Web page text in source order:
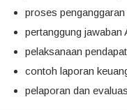
proses
pertanggung jawaban
pelaksanaan
contoh laporan
pelaporan dan